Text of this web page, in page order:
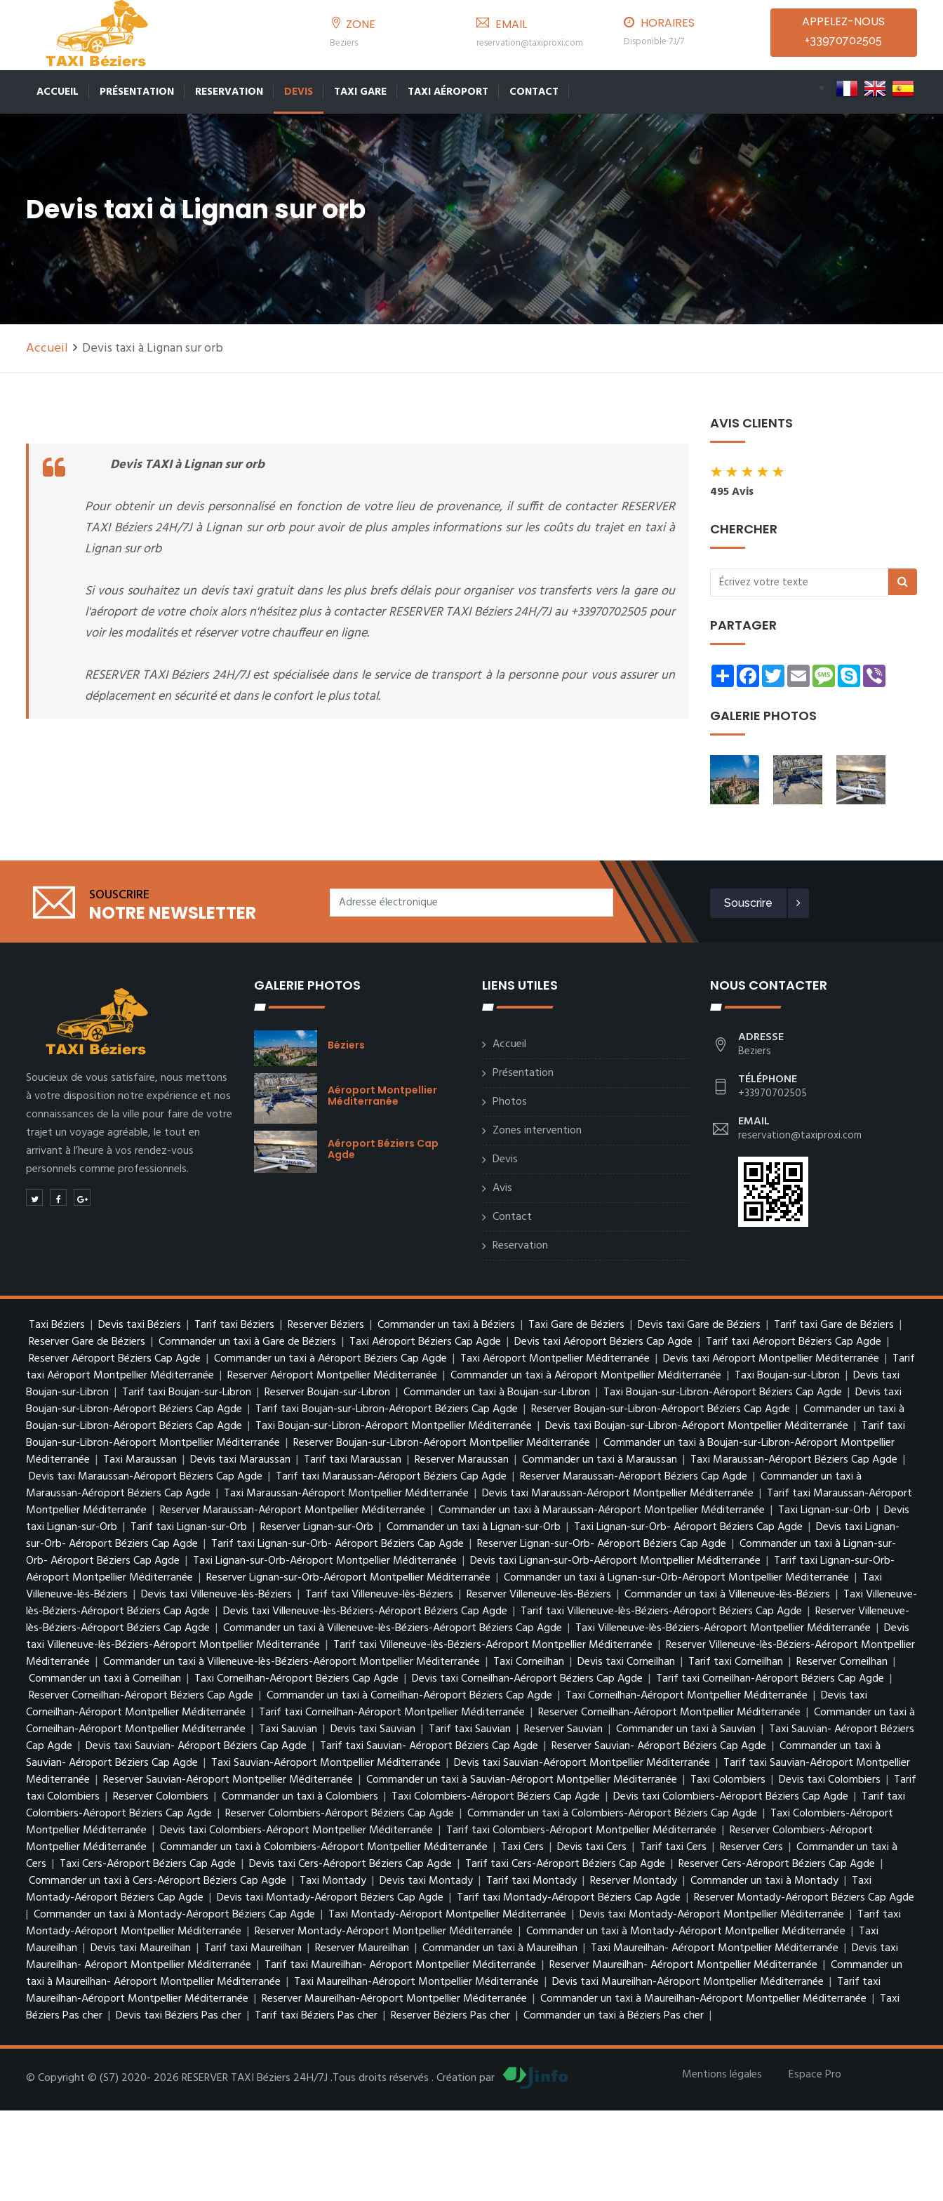
ZONE
Beziers
EMAIL
reservation@taxiproxi.com
HORAIRES
Disponible 7J/7
APPELEZ-NOUS
+33970702505
ACCUEIL PRÉSENTATION RESERVATION DEVIS TAXI GARE TAXI AÉROPORT CONTACT
Devis taxi à Lignan sur orb
Accueil Devis taxi à Lignan sur orb
Devis TAXI à Lignan sur orb
Pour obtenir un devis personnalisé en fonction de votre lieu de provenance, il suffit de contacter RESERVER
TAXI Béziers 24H/7J à Lignan sur orb pour avoir de plus amples informations sur les coûts du trajet en taxi à
Lignan sur orb
Si vous souhaitez un devis taxi gratuit dans les plus brefs délais pour organiser vos transferts vers la gare ou
l'aéroport de votre choix alors n'hésitez plus à contacter RESERVER TAXI Béziers 24H/7J au +33970702505 pour
voir les modalités et réserver votre chauffeur en ligne.
RESERVER TAXI Béziers 24H/7J est spécialisée dans le service de transport à la personne pour vous assurer un
déplacement en sécurité et dans le confort le plus total.
AVIS CLIENTS
★★★★★
495 Avis
CHERCHER
PARTAGER
ShareFacebookTwitterEmailMessage
Skype
GALERIE PHOTOS
SOUSCRIRE
NOTRE NEWSLETTER Souscrire
Soucieux de vous satisfaire, nous mettons
à votre disposition notre expérience et nos
connaissances de la ville pour faire de votre
trajet un voyage agréable, le tout en
arrivant à l’heure à vos rendez-vous
personnels comme professionnels.
GALERIE PHOTOS
Béziers
Aéroport Montpellier
Méditerranée
Aéroport Béziers Cap
Agde
LIENS UTILES
Accueil
Présentation
Photos
Zones intervention
Devis
Avis
Contact
Reservation
NOUS CONTACTER
ADRESSE
Beziers
TÉLÉPHONE
+33970702505
EMAIL
reservation@taxiproxi.com
Taxi Béziers | Devis taxi Béziers | Tarif taxi Béziers | Reserver Béziers | Commander un taxi à Béziers | Taxi Gare de Béziers | Devis taxi Gare de Béziers | Tarif taxi Gare de Béziers |
Reserver Gare de Béziers | Commander un taxi à Gare de Béziers | Taxi Aéroport Béziers Cap Agde | Devis taxi Aéroport Béziers Cap Agde | Tarif taxi Aéroport Béziers Cap Agde |
Reserver Aéroport Béziers Cap Agde | Commander un taxi à Aéroport Béziers Cap Agde | Taxi Aéroport Montpellier Méditerranée | Devis taxi Aéroport Montpellier Méditerranée | Tarif
taxi Aéroport Montpellier Méditerranée | Reserver Aéroport Montpellier Méditerranée | Commander un taxi à Aéroport Montpellier Méditerranée | Taxi Boujan-sur-Libron | Devis taxi
Boujan-sur-Libron | Tarif taxi Boujan-sur-Libron | Reserver Boujan-sur-Libron | Commander un taxi à Boujan-sur-Libron | Taxi Boujan-sur-Libron-Aéroport Béziers Cap Agde | Devis taxi
Boujan-sur-Libron-Aéroport Béziers Cap Agde | Tarif taxi Boujan-sur-Libron-Aéroport Béziers Cap Agde | Reserver Boujan-sur-Libron-Aéroport Béziers Cap Agde | Commander un taxi à
Boujan-sur-Libron-Aéroport Béziers Cap Agde | Taxi Boujan-sur-Libron-Aéroport Montpellier Méditerranée | Devis taxi Boujan-sur-Libron-Aéroport Montpellier Méditerranée | Tarif taxi
Boujan-sur-Libron-Aéroport Montpellier Méditerranée | Reserver Boujan-sur-Libron-Aéroport Montpellier Méditerranée | Commander un taxi à Boujan-sur-Libron-Aéroport Montpellier
Méditerranée | Taxi Maraussan | Devis taxi Maraussan | Tarif taxi Maraussan | Reserver Maraussan | Commander un taxi à Maraussan | Taxi Maraussan-Aéroport Béziers Cap Agde |
Devis taxi Maraussan-Aéroport Béziers Cap Agde | Tarif taxi Maraussan-Aéroport Béziers Cap Agde | Reserver Maraussan-Aéroport Béziers Cap Agde | Commander un taxi à
Maraussan-Aéroport Béziers Cap Agde | Taxi Maraussan-Aéroport Montpellier Méditerranée | Devis taxi Maraussan-Aéroport Montpellier Méditerranée | Tarif taxi Maraussan-Aéroport
Montpellier Méditerranée | Reserver Maraussan-Aéroport Montpellier Méditerranée | Commander un taxi à Maraussan-Aéroport Montpellier Méditerranée | Taxi Lignan-sur-Orb | Devis
taxi Lignan-sur-Orb | Tarif taxi Lignan-sur-Orb | Reserver Lignan-sur-Orb | Commander un taxi à Lignan-sur-Orb | Taxi Lignan-sur-Orb- Aéroport Béziers Cap Agde | Devis taxi Lignan-
sur-Orb- Aéroport Béziers Cap Agde | Tarif taxi Lignan-sur-Orb- Aéroport Béziers Cap Agde | Reserver Lignan-sur-Orb- Aéroport Béziers Cap Agde | Commander un taxi à Lignan-sur-
Orb- Aéroport Béziers Cap Agde | Taxi Lignan-sur-Orb-Aéroport Montpellier Méditerranée | Devis taxi Lignan-sur-Orb-Aéroport Montpellier Méditerranée | Tarif taxi Lignan-sur-Orb-
Aéroport Montpellier Méditerranée | Reserver Lignan-sur-Orb-Aéroport Montpellier Méditerranée | Commander un taxi à Lignan-sur-Orb-Aéroport Montpellier Méditerranée | Taxi
Villeneuve-lès-Béziers | Devis taxi Villeneuve-lès-Béziers | Tarif taxi Villeneuve-lès-Béziers | Reserver Villeneuve-lès-Béziers | Commander un taxi à Villeneuve-lès-Béziers | Taxi Villeneuve-
lès-Béziers-Aéroport Béziers Cap Agde | Devis taxi Villeneuve-lès-Béziers-Aéroport Béziers Cap Agde | Tarif taxi Villeneuve-lès-Béziers-Aéroport Béziers Cap Agde | Reserver Villeneuve-
lès-Béziers-Aéroport Béziers Cap Agde | Commander un taxi à Villeneuve-lès-Béziers-Aéroport Béziers Cap Agde | Taxi Villeneuve-lès-Béziers-Aéroport Montpellier Méditerranée | Devis
taxi Villeneuve-lès-Béziers-Aéroport Montpellier Méditerranée | Tarif taxi Villeneuve-lès-Béziers-Aéroport Montpellier Méditerranée | Reserver Villeneuve-lès-Béziers-Aéroport Montpellier
Méditerranée | Commander un taxi à Villeneuve-lès-Béziers-Aéroport Montpellier Méditerranée | Taxi Corneilhan | Devis taxi Corneilhan | Tarif taxi Corneilhan | Reserver Corneilhan |
Commander un taxi à Corneilhan | Taxi Corneilhan-Aéroport Béziers Cap Agde | Devis taxi Corneilhan-Aéroport Béziers Cap Agde | Tarif taxi Corneilhan-Aéroport Béziers Cap Agde |
Reserver Corneilhan-Aéroport Béziers Cap Agde | Commander un taxi à Corneilhan-Aéroport Béziers Cap Agde | Taxi Corneilhan-Aéroport Montpellier Méditerranée | Devis taxi
Corneilhan-Aéroport Montpellier Méditerranée | Tarif taxi Corneilhan-Aéroport Montpellier Méditerranée | Reserver Corneilhan-Aéroport Montpellier Méditerranée | Commander un taxi à
Corneilhan-Aéroport Montpellier Méditerranée | Taxi Sauvian | Devis taxi Sauvian | Tarif taxi Sauvian | Reserver Sauvian | Commander un taxi à Sauvian | Taxi Sauvian- Aéroport Béziers
Cap Agde | Devis taxi Sauvian- Aéroport Béziers Cap Agde | Tarif taxi Sauvian- Aéroport Béziers Cap Agde | Reserver Sauvian- Aéroport Béziers Cap Agde | Commander un taxi à
Sauvian- Aéroport Béziers Cap Agde | Taxi Sauvian-Aéroport Montpellier Méditerranée | Devis taxi Sauvian-Aéroport Montpellier Méditerranée | Tarif taxi Sauvian-Aéroport Montpellier
Méditerranée | Reserver Sauvian-Aéroport Montpellier Méditerranée | Commander un taxi à Sauvian-Aéroport Montpellier Méditerranée | Taxi Colombiers | Devis taxi Colombiers | Tarif
taxi Colombiers | Reserver Colombiers | Commander un taxi à Colombiers | Taxi Colombiers-Aéroport Béziers Cap Agde | Devis taxi Colombiers-Aéroport Béziers Cap Agde | Tarif taxi
Colombiers-Aéroport Béziers Cap Agde | Reserver Colombiers-Aéroport Béziers Cap Agde | Commander un taxi à Colombiers-Aéroport Béziers Cap Agde | Taxi Colombiers-Aéroport
Montpellier Méditerranée | Devis taxi Colombiers-Aéroport Montpellier Méditerranée | Tarif taxi Colombiers-Aéroport Montpellier Méditerranée | Reserver Colombiers-Aéroport
Montpellier Méditerranée | Commander un taxi à Colombiers-Aéroport Montpellier Méditerranée | Taxi Cers | Devis taxi Cers | Tarif taxi Cers | Reserver Cers | Commander un taxi à
Cers | Taxi Cers-Aéroport Béziers Cap Agde | Devis taxi Cers-Aéroport Béziers Cap Agde | Tarif taxi Cers-Aéroport Béziers Cap Agde | Reserver Cers-Aéroport Béziers Cap Agde |
Commander un taxi à Cers-Aéroport Béziers Cap Agde | Taxi Montady | Devis taxi Montady | Tarif taxi Montady | Reserver Montady | Commander un taxi à Montady | Taxi
Montady-Aéroport Béziers Cap Agde | Devis taxi Montady-Aéroport Béziers Cap Agde | Tarif taxi Montady-Aéroport Béziers Cap Agde | Reserver Montady-Aéroport Béziers Cap Agde
| Commander un taxi à Montady-Aéroport Béziers Cap Agde | Taxi Montady-Aéroport Montpellier Méditerranée | Devis taxi Montady-Aéroport Montpellier Méditerranée | Tarif taxi
Montady-Aéroport Montpellier Méditerranée | Reserver Montady-Aéroport Montpellier Méditerranée | Commander un taxi à Montady-Aéroport Montpellier Méditerranée | Taxi
Maureilhan | Devis taxi Maureilhan | Tarif taxi Maureilhan | Reserver Maureilhan | Commander un taxi à Maureilhan | Taxi Maureilhan- Aéroport Montpellier Méditerranée | Devis taxi
Maureilhan- Aéroport Montpellier Méditerranée | Tarif taxi Maureilhan- Aéroport Montpellier Méditerranée | Reserver Maureilhan- Aéroport Montpellier Méditerranée | Commander un
taxi à Maureilhan- Aéroport Montpellier Méditerranée | Taxi Maureilhan-Aéroport Montpellier Méditerranée | Devis taxi Maureilhan-Aéroport Montpellier Méditerranée | Tarif taxi
Maureilhan-Aéroport Montpellier Méditerranée | Reserver Maureilhan-Aéroport Montpellier Méditerranée | Commander un taxi à Maureilhan-Aéroport Montpellier Méditerranée | Taxi
Béziers Pas cher | Devis taxi Béziers Pas cher | Tarif taxi Béziers Pas cher | Reserver Béziers Pas cher | Commander un taxi à Béziers Pas cher |
© Copyright © (S7) 2020- 2026 RESERVER TAXI Béziers 24H/7J .Tous droits réservés . Création par Mentions légales Espace Pro